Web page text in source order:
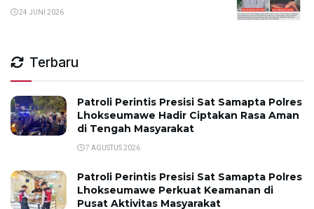
24 JUNI 2026
Terbaru
Patroli Perintis Presisi Sat Samapta Polres
Lhokseumawe Hadir Ciptakan Rasa Aman
di Tengah Masyarakat
7 AGUSTUS 2026
Patroli Perintis Presisi Sat Samapta Polres
Lhokseumawe Perkuat Keamanan di
Pusat Aktivitas Masyarakat